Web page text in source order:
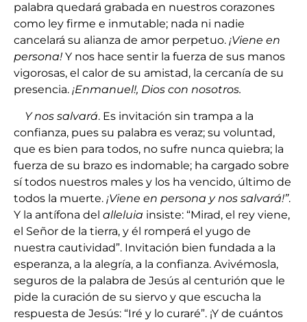
palabra quedará grabada en nuestros corazones
como ley firme e inmutable; nada ni nadie
cancelará su alianza de amor perpetuo. ¡Viene en
persona! Y nos hace sentir la fuerza de sus manos
vigorosas, el calor de su amistad, la cercanía de su
presencia. ¡Enmanuel!, Dios con nosotros.
Y nos salvará. Es invitación sin trampa a la
confianza, pues su palabra es veraz; su voluntad,
que es bien para todos, no sufre nunca quiebra; la
fuerza de su brazo es indomable; ha cargado sobre
sí todos nuestros males y los ha vencido, último de
todos la muerte. ¡Viene en persona y nos salvará!”.
Y la antífona del alleluia insiste: “Mirad, el rey viene,
el Señor de la tierra, y él romperá el yugo de
nuestra cautividad”. Invitación bien fundada a la
esperanza, a la alegría, a la confianza. Avivémosla,
seguros de la palabra de Jesús al centurión que le
pide la curación de su siervo y que escucha la
respuesta de Jesús: “Iré y lo curaré”. ¡Y de cuántos